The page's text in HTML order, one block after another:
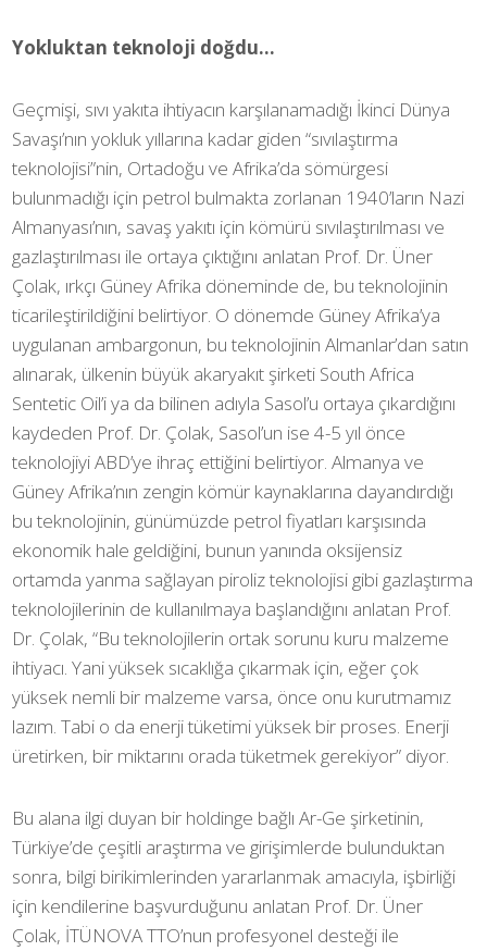
Yokluktan teknoloji doğdu…
Geçmişi, sıvı yakıta ihtiyacın karşılanamadığı İkinci Dünya
Savaşı’nın yokluk yıllarına kadar giden “sıvılaştırma
teknolojisi”nin, Ortadoğu ve Afrika’da sömürgesi
bulunmadığı için petrol bulmakta zorlanan 1940’ların Nazi
Almanyası’nın, savaş yakıtı için kömürü sıvılaştırılması ve
gazlaştırılması ile ortaya çıktığını anlatan Prof. Dr. Üner
Çolak, ırkçı Güney Afrika döneminde de, bu teknolojinin
ticarileştirildiğini belirtiyor. O dönemde Güney Afrika’ya
uygulanan ambargonun, bu teknolojinin Almanlar’dan satın
alınarak, ülkenin büyük akaryakıt şirketi South Africa
Sentetic Oil’i ya da bilinen adıyla Sasol’u ortaya çıkardığını
kaydeden Prof. Dr. Çolak, Sasol’un ise 4-5 yıl önce
teknolojiyi ABD’ye ihraç ettiğini belirtiyor. Almanya ve
Güney Afrika’nın zengin kömür kaynaklarına dayandırdığı
bu teknolojinin, günümüzde petrol fiyatları karşısında
ekonomik hale geldiğini, bunun yanında oksijensiz
ortamda yanma sağlayan piroliz teknolojisi gibi gazlaştırma
teknolojilerinin de kullanılmaya başlandığını anlatan Prof.
Dr. Çolak, “Bu teknolojilerin ortak sorunu kuru malzeme
ihtiyacı. Yani yüksek sıcaklığa çıkarmak için, eğer çok
yüksek nemli bir malzeme varsa, önce onu kurutmamız
lazım. Tabi o da enerji tüketimi yüksek bir proses. Enerji
üretirken, bir miktarını orada tüketmek gerekiyor” diyor.
Bu alana ilgi duyan bir holdinge bağlı Ar-Ge şirketinin,
Türkiye’de çeşitli araştırma ve girişimlerde bulunduktan
sonra, bilgi birikimlerinden yararlanmak amacıyla, işbirliği
için kendilerine başvurduğunu anlatan Prof. Dr. Üner
Çolak, İTÜNOVA TTO’nun profesyonel desteği ile